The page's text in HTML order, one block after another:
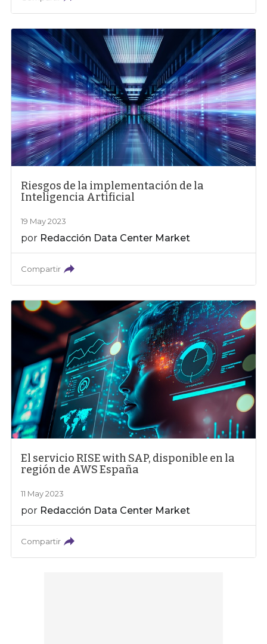
Riesgos de la implementación de la
Inteligencia Artificial
19 May 2023
por Redacción Data Center Market
Compartir
El servicio RISE with SAP, disponible en la
región de AWS España
11 May 2023
por Redacción Data Center Market
Compartir